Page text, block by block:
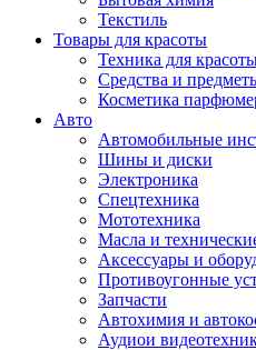
Текстиль
Товары для красоты
Техника для
Средства и
Косметика
Авто
Автомобильные
Шины и диски
Электроника
Спецтехника
Мототехника
Масла и
Аксессуары и
Противоугонные
Запчасти
Автохимия и
Аудиои